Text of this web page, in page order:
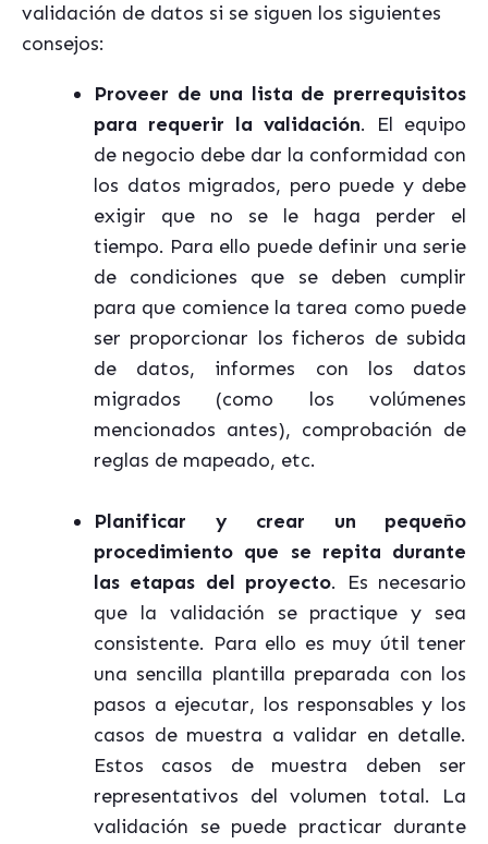
validación de datos si se siguen los siguientes
consejos:
Proveer de una lista de prerrequisitos
para requerir la validación. El equipo
de negocio debe dar la conformidad con
los datos migrados, pero puede y debe
exigir que no se le haga perder el
tiempo. Para ello puede definir una serie
de condiciones que se deben cumplir
para que comience la tarea como puede
ser proporcionar los ficheros de subida
de datos, informes con los datos
migrados (como los volúmenes
mencionados antes), comprobación de
reglas de mapeado, etc.
Planificar y crear un pequeño
procedimiento que se repita durante
las etapas del proyecto. Es necesario
que la validación se practique y sea
consistente. Para ello es muy útil tener
una sencilla plantilla preparada con los
pasos a ejecutar, los responsables y los
casos de muestra a validar en detalle.
Estos casos de muestra deben ser
representativos del volumen total. La
validación se puede practicar durante